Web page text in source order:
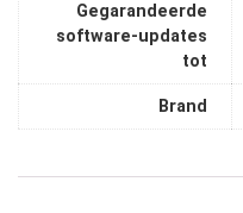
Gegarandeerde
software-updates
tot
Brand